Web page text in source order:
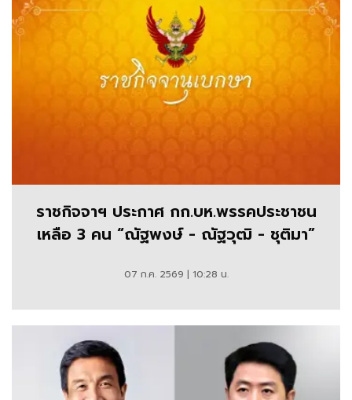
ราชกิจจาฯ ประกาศ กก.บห.พรรคประชาชน
เหลือ 3 คน “ณัฐพงษ์ - ณัฐวุฒิ - ชุติมา”
07 ก.ค. 2569 | 10:28 น.